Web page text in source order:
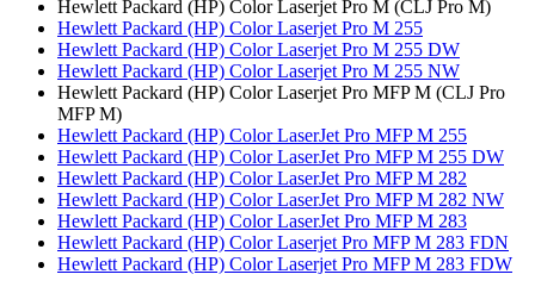
Hewlett Packard (HP) Color Laserjet Pro M (CLJ Pro M)
Hewlett Packard (HP) Color Laserjet Pro M 255
Hewlett Packard (HP) Color Laserjet Pro M 255 DW
Hewlett Packard (HP) Color Laserjet Pro M 255 NW
Hewlett Packard (HP) Color Laserjet Pro MFP M (CLJ Pro
MFP M)
Hewlett Packard (HP) Color LaserJet Pro MFP M 255
Hewlett Packard (HP) Color LaserJet Pro MFP M 255 DW
Hewlett Packard (HP) Color LaserJet Pro MFP M 282
Hewlett Packard (HP) Color LaserJet Pro MFP M 282 NW
Hewlett Packard (HP) Color LaserJet Pro MFP M 283
Hewlett Packard (HP) Color Laserjet Pro MFP M 283 FDN
Hewlett Packard (HP) Color Laserjet Pro MFP M 283 FDW